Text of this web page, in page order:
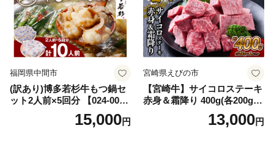
福岡県中間市
(訳あり)博多若杉牛もつ鍋セ
ット2人前×5回分 【024-002
15,000円
宮崎県えびの市
【宮崎牛】サイコロステーキ
赤身＆霜降り 400g(各200g×
１P 計2P) 真空パック 冷凍
13,000円